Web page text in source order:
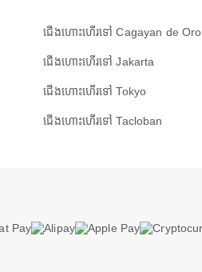
ជើងហោះហើរទៅ Cagayan de Oro
ជើងហោះហើរទៅ Jakarta
ជើងហោះហើរទៅ Tokyo
ជើងហោះហើរទៅ Tacloban